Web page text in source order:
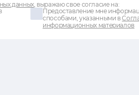
данных, выражаю свое согласие на:
Предоставление мне
способами, указанными в
информационных материалов